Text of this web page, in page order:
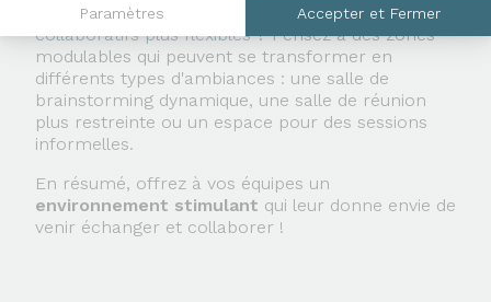
Paramètres Accepter et Fermer
Que diriez-vous d'intégrer des espaces
collaboratifs plus flexibles? Pensez à des zones
modulables qui peuvent se transformer en
différents types d'ambiances : une salle de
brainstorming dynamique, une salle de réunion
plus restreinte ou un espace pour des sessions
informelles.
En résumé, offrez à vos équipes un
environnement stimulant qui leur donne envie de
venir échanger et collaborer !